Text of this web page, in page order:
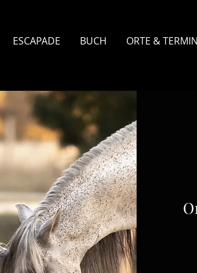
ESCAPADE BUCH ORTE &